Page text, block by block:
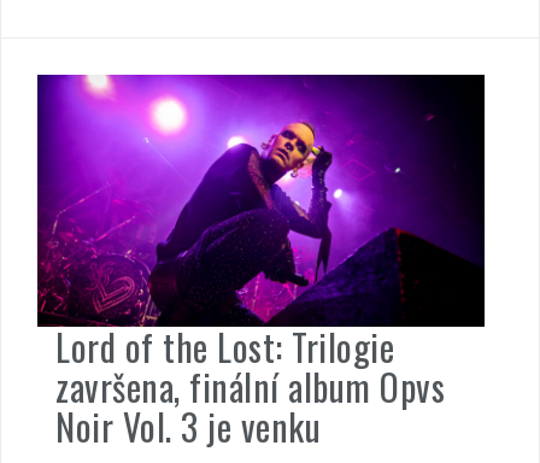
Lord of the Lost: Trilogie
završena, finální album Opvs
Noir Vol. 3 je venku